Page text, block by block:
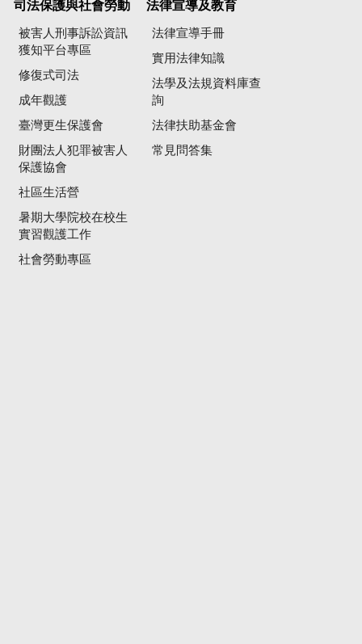
司法保護與社會勞動
被害人刑事訴訟資訊
獲知平台專區
修復式司法
成年觀護
臺灣更生保護會
財團法人犯罪被害人
保護協會
社區生活營
暑期大學院校在校生
實習觀護工作
社會勞動專區
法律宣導及教育
法律宣導手冊
實用法律知識
法學及法規資料庫查
詢
法律扶助基金會
常見問答集